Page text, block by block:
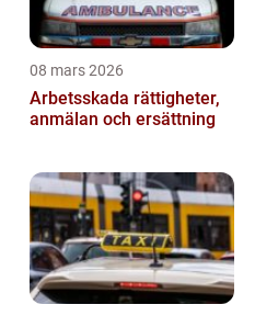
08 mars 2026
Arbetsskada rättigheter,
anmälan och ersättning